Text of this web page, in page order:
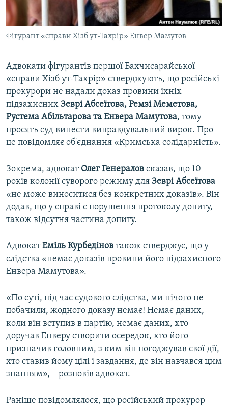
УКРАЇНСЬКА ПРОБЛЕМА КРИМУ
ІНФОГРАФІКА
ДОЛУЧАЙСЯ!
Усі сайти RFE/RL
Фігурант «справи Хізб ут-Тахрір» Енвер Мамутов
Адвокати фігурантів першої Бахчисарайської
«справи Хізб ут-Тахрір» стверджують, що російські
прокурори не надали доказ провини їхніх
підзахисних Зеврі Абсеїтова, Ремзі Меметова,
Рустема Абільтарова та Енвера Мамутова, тому
просять суд винести виправдувальний вирок. Про
це повідомляє об'єднання «Кримська солідарність».
Зокрема, адвокат Олег Генералов сказав, що 10
років колонії суворого режиму для Зеврі Абсеїтова
«не може виноситися без конкретних доказів». Він
додав, що у справі є порушення протоколу допиту,
також відсутня частина допиту.
АдвокатЕміль Курбедінов також стверджує, що у
слідства «немає доказів провини його підзахисного
Енвера Мамутова».
«По суті, під час судового слідства, ми нічого не
побачили, жодного доказу немає! Немає даних,
коли він вступив в партію, немає даних, хто
доручав Енверу створити осередок, хто його
призначив головним, з ким він погоджував свої дії,
хто ставив йому цілі і завдання, де він навчався цим
знанням», – розповів адвокат.
Раніше повідомлялося, що російський прокурор